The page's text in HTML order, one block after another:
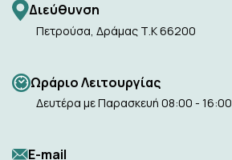
Διεύθυνση
Πετρούσα, Δράμας Τ.Κ 66200
Ωράριο Λειτουργίας
Δευτέρα με Παρασκευή 08:00 - 16:00
Ε-mail